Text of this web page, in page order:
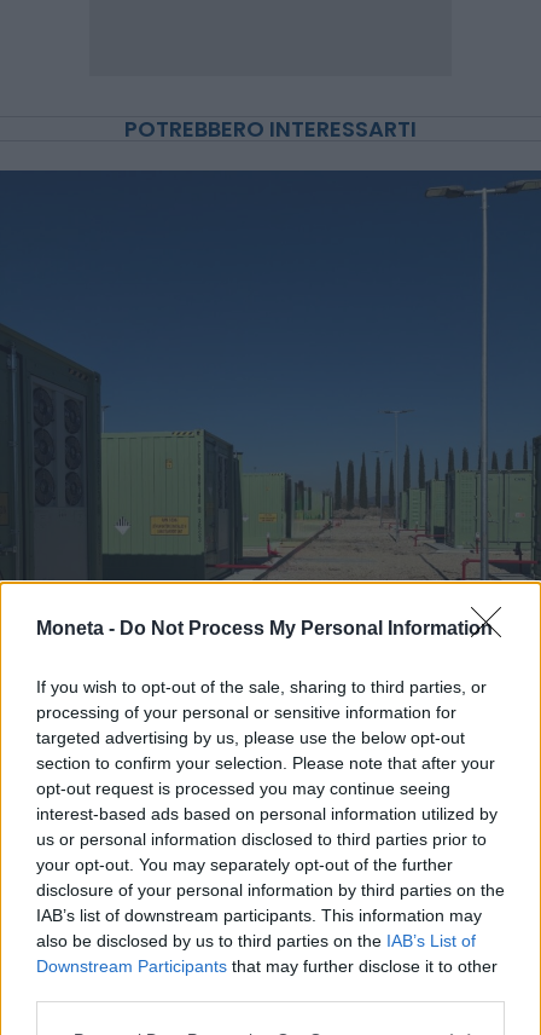
Moneta - Do Not Process My Personal Information
If you wish to opt-out of the sale, sharing to third parties, or
processing of your personal or sensitive information for
targeted advertising by us, please use the below opt-out
section to confirm your selection. Please note that after your
opt-out request is processed you may continue seeing
interest-based ads based on personal information utilized by
us or personal information disclosed to third parties prior to
your opt-out. You may separately opt-out of the further
disclosure of your personal information by third parties on the
IAB’s list of downstream participants. This information may
also be disclosed by us to third parties on the IAB’s List of
Downstream Participants that may further disclose it to other
POTREBBERO INTERESSARTI
TENDENZE E SOSTENIBILITÀ
L'accumulo accelera la transizione green:
il progetto Enel nel Viterbese
Redazione